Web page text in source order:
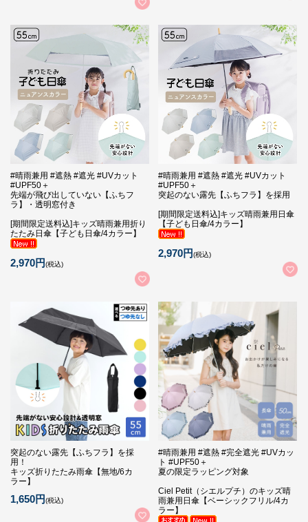
#晴雨兼用 #遮熱 #遮光 #UVカット
#UPF50＋
先端が飛び出していない【ふちフ
ラ】・透明窓付き
[期間限定送料込]キッズ晴雨兼用折り
たたみ日傘【子ども日傘/4カラー】
2,970円(税込)
#晴雨兼用 #遮熱 #遮光 #UVカット
#UPF50＋
突起のない露先【ふちフラ】を採用
[期間限定送料込]キッズ晴雨兼用日傘
【子ども日傘/4カラー】
2,970円(税込)
突起のない露先【ふちフラ】を採
用！
キッズ折りたたみ雨傘【無地/6カ
ラー】
1,650円(税込)
#晴雨兼用 #遮熱 #完全遮光 #UVカッ
ト #UPF50＋
夏の限定ラッピング対象
Ciel Petit（シエルプチ）のキッズ晴
雨兼用日傘【ベーシックフリル/4カ
ラー】